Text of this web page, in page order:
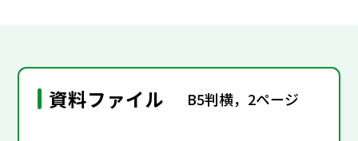
資料ファイル B5判横，2ページ